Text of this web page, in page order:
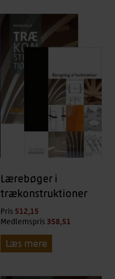
Lærebøger i
trækonstruktioner
Pris 512,15
Medlemspris 358,51
Læs mere